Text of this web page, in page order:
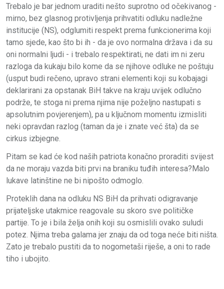
Trebalo je bar jednom uraditi nešto suprotno od očekivanog -
mirno, bez glasnog protivljenja prihvatiti odluku nadležne
institucije (NS), odglumiti respekt prema funkcionerima koji
tamo sjede, kao što bi ih - da je ovo normalna država i da su
oni normalni ljudi - i trebalo respektirati, ne dati im ni zeru
razloga da kukaju bilo kome da se njihove odluke ne poštuju
(usput budi rečeno, upravo strani elementi koji su kobajagi
deklarirani za opstanak BiH takve na kraju uvijek odlučno
podrže, te stoga ni prema njima nije poželjno nastupati s
apsolutnim povjerenjem), pa u ključnom momentu izmisliti
neki opravdan razlog (taman da je i znate već šta) da se
cirkus izbjegne.
Pitam se kad će kod naših patriota konačno proraditi svijest
da ne moraju vazda biti prvi na braniku tuđih interesa?Malo
lukave latinštine ne bi nipošto odmoglo.
Proteklih dana na odluku NS BiH da prihvati odigravanje
prijateljske utakmice reagovale su skoro sve političke
partije. To je i bila želja onih koji su osmislili ovako suludi
potez. Njima treba galama jer znaju da od toga neće biti ništa.
Zato je trebalo pustiti da to nogometaši riješe, a oni to rade
tiho i ubojito.